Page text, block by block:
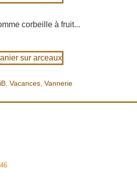
corbeille à fruit...
, Vacances, Vannerie